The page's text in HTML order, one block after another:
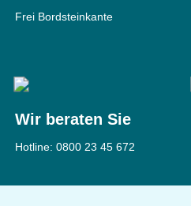
Frei Bordsteinkante
Wir beraten Sie
Hotline: 0800 23 45 672